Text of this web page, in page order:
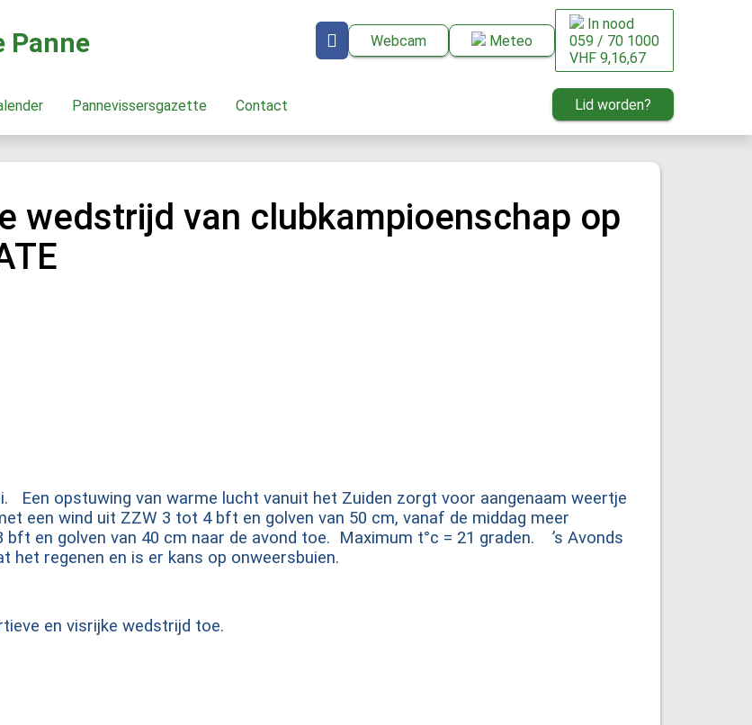
Panne Webcam Meteo
In nood
059 / 70 1000
VHF 9,16,67
Pannevissersgazette Contact Lid worden?
wedstrijd van clubkampioenschap op
Een opstuwing van warme lucht vanuit het Zuiden zorgt voor aangenaam weertje
een wind uit ZZW 3 tot 4 bft en golven van 50 cm, vanaf de middag meer
bft en golven van 40 cm naar de avond toe. Maximum t°c = 21 graden. ’s Avonds
het regenen en is er kans op onweersbuien.
en visrijke wedstrijd toe.